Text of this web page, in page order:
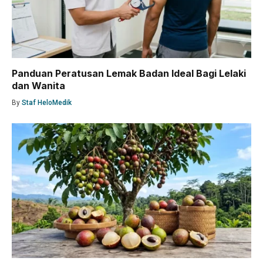
Panduan Peratusan Lemak Badan Ideal Bagi Lelaki
dan Wanita
By Staf HeloMedik